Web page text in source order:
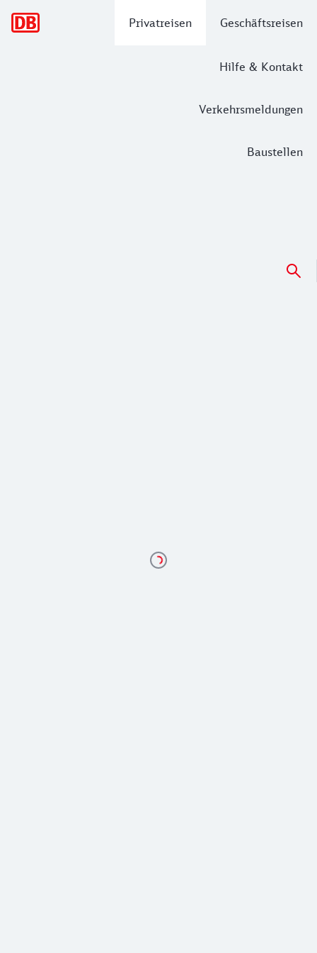
Privatreisen Geschäftsreisen
Hilfe & Kontakt
Verkehrsmeldungen
Baustellen